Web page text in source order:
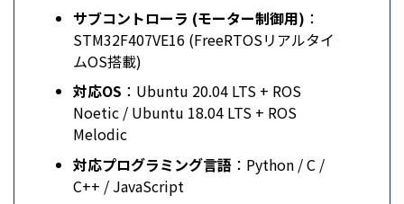
サブコントローラ (モーター制御用) ：
STM32F407VE16 (FreeRTOSリアルタイ
ムOS搭載)
対応OS ：Ubuntu 20.04 LTS + ROS
Noetic / Ubuntu 18.04 LTS + ROS
Melodic
対応プログラミング言語 ：Python / C /
C++ / JavaScript